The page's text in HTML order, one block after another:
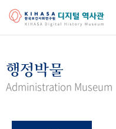
걸어온 길 기관 변천사
행정박물
Administration Museum